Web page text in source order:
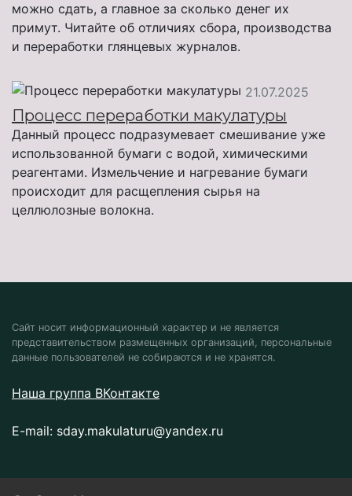
можно сдать, а главное за сколько денег их
примут. Читайте об отличиях сбора, производства
и переработки глянцевых журналов.
21.07.2025
Процесс переработки макулатуры
Данный процесс подразумевает смешивание уже
использованной бумаги с водой, химическими
реагентами. Измельчение и нагревание бумаги
происходит для расщепления сырья на
целлюлозные волокна.
Сайт носит информационный характер и не является
представительством размещенных организаций, персональные
данные пользователей не собираются и не хранятся.
Наша группа ВКонтакте
E-mail: sday.makulaturu@yandex.ru